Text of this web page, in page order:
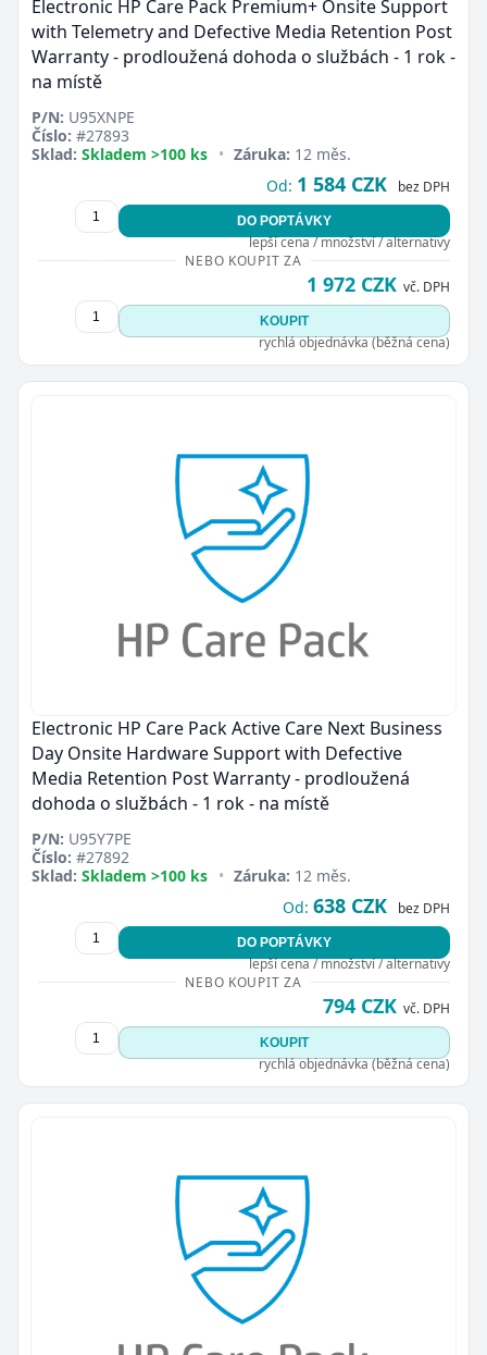
Electronic HP Care Pack Premium+ Onsite Support
with Telemetry and Defective Media Retention Post
Warranty - prodloužená dohoda o službách - 1 rok -
na místě
P/N: U95XNPE
Číslo: #27893
Sklad: Skladem >100 ks • Záruka: 12 měs.
Od: 1 584 CZK bez DPH
DO POPTÁVKY
lepší cena / množství / alternativy
NEBO KOUPIT ZA
1 972 CZK vč. DPH
KOUPIT
rychlá objednávka (běžná cena)
Electronic HP Care Pack Active Care Next Business
Day Onsite Hardware Support with Defective
Media Retention Post Warranty - prodloužená
dohoda o službách - 1 rok - na místě
P/N: U95Y7PE
Číslo: #27892
Sklad: Skladem >100 ks • Záruka: 12 měs.
Od: 638 CZK bez DPH
DO POPTÁVKY
lepší cena / množství / alternativy
NEBO KOUPIT ZA
794 CZK vč. DPH
KOUPIT
rychlá objednávka (běžná cena)